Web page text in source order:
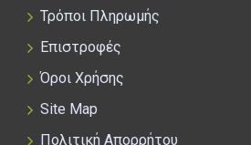
Τρόποι Πληρωμής
Επιστροφές
Όροι Χρήσης
Site Map
Πολιτική Απορρήτου